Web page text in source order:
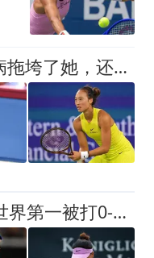
郑钦文退赛背后：是伤病拖垮了她，还是性格毁了她？
8月6日WTA大冷门，前世界第一被打0-6，中国金花连输9局